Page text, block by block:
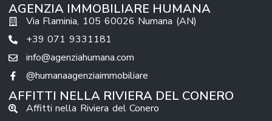
AGENZIA IMMOBILIARE HUMANA
Via Flaminia, 105 60026 Numana (AN)
+39 071 9331181
info@agenziahumana.com
@humanaagenziaimmobiliare
AFFITTI NELLA RIVIERA DEL CONERO
Affitti nella Riviera del Conero